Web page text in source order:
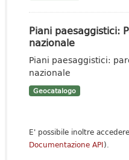
Piani paesaggistici:
nazionale
Piani paesaggistici:
nazionale
Geocatalogo
E' possibile inoltre
Documentazione API).